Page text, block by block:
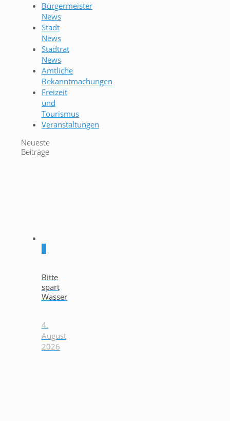
Bürgermeister
News
Stadt
News
Stadtrat
News
Amtliche
Bekanntmachungen
Freizeit
und
Tourismus
Veranstaltungen
Neueste
Beiträge
Bitte
spart
Wasser
4.
August
2026